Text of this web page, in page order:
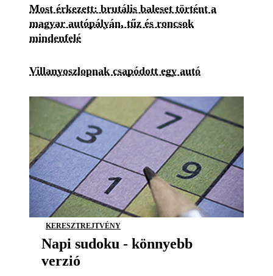
Most érkezett: brutális baleset történt a
magyar autópályán, tűz és roncsok
mindenfelé
Villanyoszlopnak csapódott egy autó
KERESZTREJTVÉNY
Napi sudoku - könnyebb
verzió